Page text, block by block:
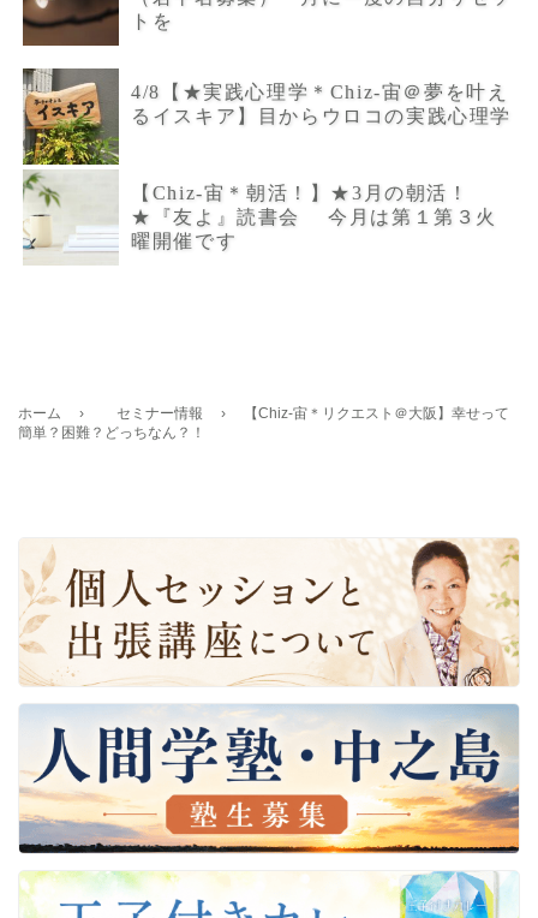
トを
4/8【★実践心理学＊Chiz-宙＠夢を叶え
るイスキア】目からウロコの実践心理学
【Chiz-宙＊朝活！】★3月の朝活！
★『友よ』読書会 今月は第１第３火
曜開催です
ホーム › セミナー情報 ›
【Chiz-宙＊リクエスト＠大阪】幸せって
簡単？困難？どっちなん？！